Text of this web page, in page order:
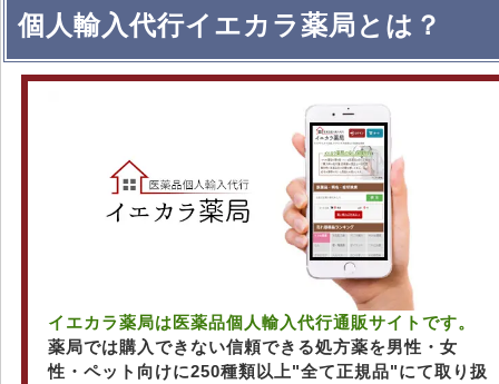
個人輸入代行イエカラ薬局とは？
イエカラ薬局は医薬品個人輸入代行通販サイトです。
薬局では購入できない信頼できる処方薬を男性・女
性・ペット向けに250種類以上"全て正規品"にて取り扱